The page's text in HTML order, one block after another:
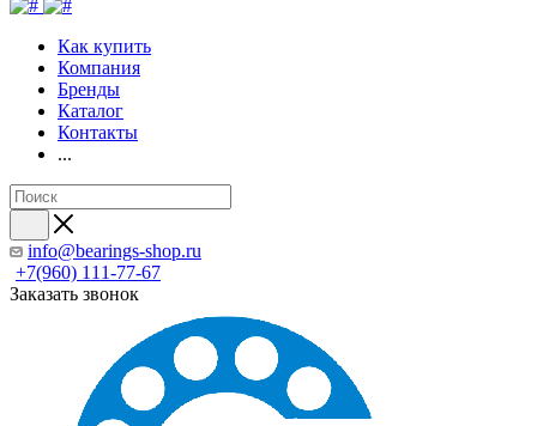
Как купить
Компания
Бренды
Каталог
Контакты
...
info@bearings-shop.ru
+7(960) 111-77-67
Заказать звонок